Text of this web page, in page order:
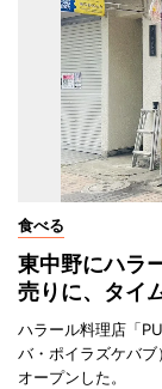
食べる
東中野にハラ
売りに、タイ
ハラール料理店「
バ・ポイラズケバ
オープンした。